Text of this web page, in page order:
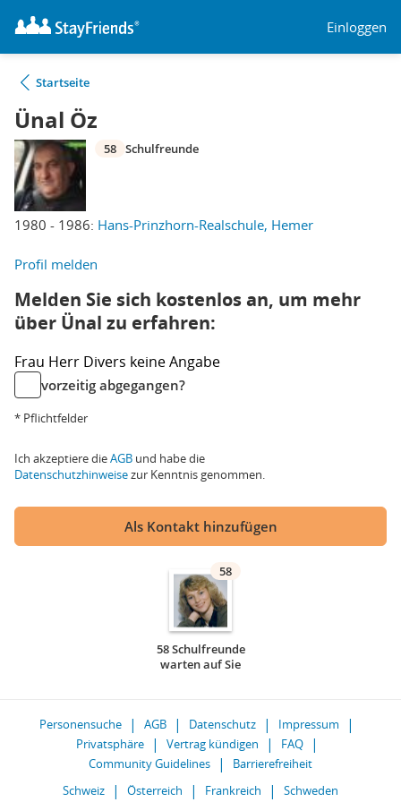
Einloggen
Startseite
Ünal Öz
1980 - 1986: Hans-Prinzhorn-Realschule, Hemer
58 Schulfreunde
Profil melden
Melden Sie sich kostenlos an, um mehr
über Ünal zu erfahren:
Frau Herr Divers keine Angabe
vorzeitig abgegangen?
* Pflichtfelder
Ich akzeptiere dieAGB und habe die
Datenschutzhinweisezur Kenntnis genommen.
Als Kontakt hinzufügen
58
58 Schulfreunde
warten auf Sie
Personensuche AGB Datenschutz
Impressum
Privatsphäre
Vertrag kündigen
FAQ
Community Guidelines
Barrierefreiheit
Schweiz
Österreich Frankreich Schweden